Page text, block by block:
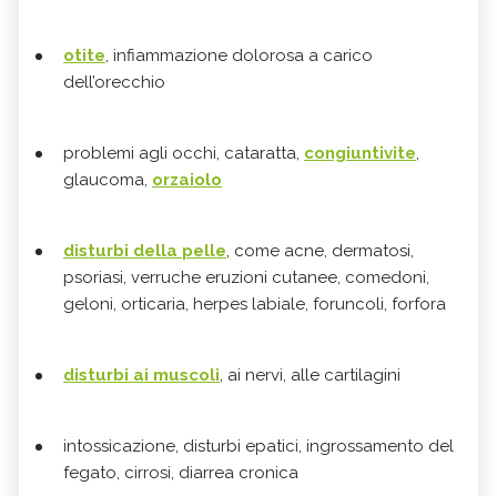
otite, infiammazione dolorosa a carico
dell’orecchio
problemi agli occhi, cataratta, congiuntivite,
glaucoma, orzaiolo
disturbi della pelle, come acne, dermatosi,
psoriasi, verruche eruzioni cutanee, comedoni,
geloni, orticaria, herpes labiale, foruncoli, forfora
disturbi ai muscoli, ai nervi, alle cartilagini
intossicazione, disturbi epatici, ingrossamento del
fegato, cirrosi, diarrea cronica